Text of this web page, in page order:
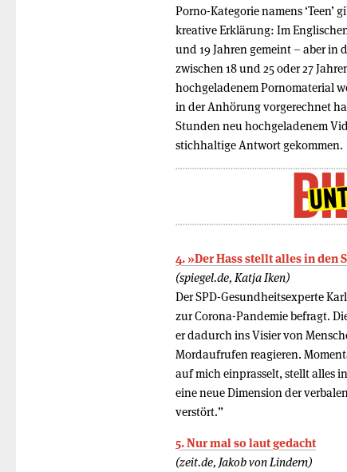
Porno-Kategorie namens ‘Teen’
kreative Erklärung: Im
und 19 Jahren gemeint – aber in
zwischen 18 und 25 oder 27
hochgeladenem Pornomaterial
in der Anhörung vorgerechnet
Stunden neu hochgeladenem
stichhaltige Antwort gekommen.
4. »Der Hass stellt alles in den
(spiegel.de, Katja Iken)
Der SPD-Gesundheitsexperte
zur Corona-Pandemie befragt.
er dadurch ins Visier von
Mordaufrufen reagieren.
auf mich einprasselt, stellt alles
eine neue Dimension der
verstört.”
5. Nur mal so laut gedacht
(zeit.de, Jakob von Lindern)